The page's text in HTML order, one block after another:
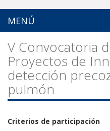
MENÚ
V Convocatoria
Proyectos de
detección
pulmón
Criterios de participación